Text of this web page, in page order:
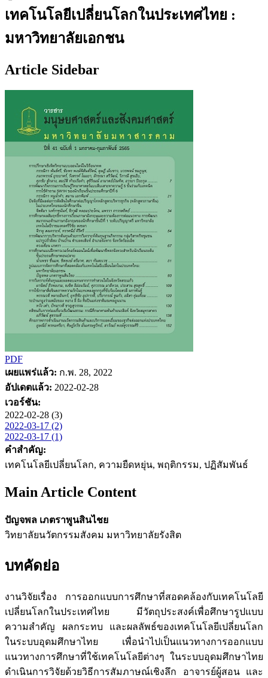
เทคโนโลยีเปลี่ยนโลกในประเทศไทย :
มหาวิทยาลัยเอกชน
Article Sidebar
PDF
เผยแพร่แล้ว: ก.พ. 28, 2022
อัปเดตแล้ว: 2022-02-28
เวอร์ชัน:
2022-02-28 (3)
2022-03-17 (2)
2022-03-17 (1)
คำสำคัญ:
เทคโนโลยีเปลี่ยนโลก, ความยืดหยุ่น, พฤติกรรม, ปฏิสัมพันธ์
Main Article Content
ปัญจพล เภตราพูนสินไชย
วิทยาลัยนวัตกรรมสังคม มหาวิทยาลัยรังสิต
บทคัดย่อ
งานวิจัยเรื่อง การออกแบบการศึกษาที่สอดคล้องกับเทคโนโลยี
เปลี่ยนโลกในประเทศไทย มีวัตถุประสงค์เพื่อศึกษารูปแบบ
ความสำคัญ ผลกระทบ และผลลัพธ์ของเทคโนโลยีเปลี่ยนโลก
ในระบบอุดมศึกษาไทย เพื่อนำไปเป็นแนวทางการออกแบบ
แนวทางการศึกษาที่ใช้เทคโนโลยีต่างๆ ในระบบอุดมศึกษาไทย
ดำเนินการวิจัยด้วยวิธีการสัมภาษณ์เชิงลึก อาจารย์ผู้สอน และ